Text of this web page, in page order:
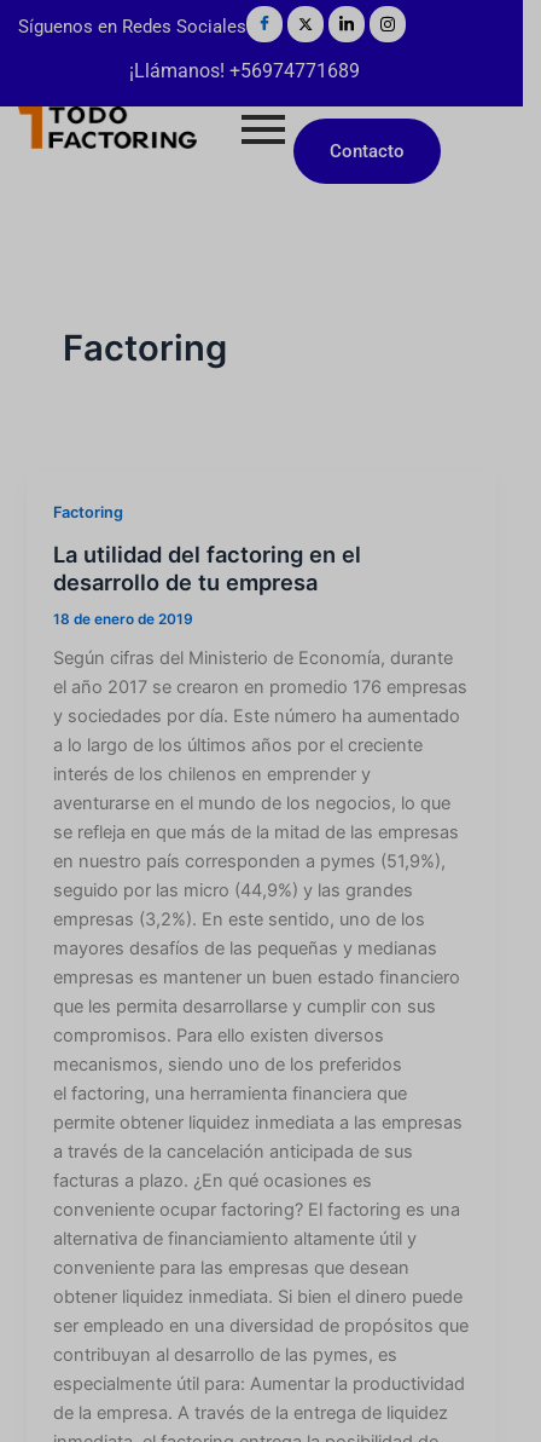
Síguenos en Redes Sociales
¡Llámanos! +56974771689
Contacto
Factoring
Factoring
La utilidad del factoring en el
desarrollo de tu empresa
18 de enero de 2019
Según cifras del Ministerio de Economía, durante
el año 2017 se crearon en promedio 176 empresas
y sociedades por día. Este número ha aumentado
a lo largo de los últimos años por el creciente
interés de los chilenos en emprender y
aventurarse en el mundo de los negocios, lo que
se refleja en que más de la mitad de las empresas
en nuestro país corresponden a pymes (51,9%),
seguido por las micro (44,9%) y las grandes
empresas (3,2%). En este sentido, uno de los
mayores desafíos de las pequeñas y medianas
empresas es mantener un buen estado financiero
que les permita desarrollarse y cumplir con sus
compromisos. Para ello existen diversos
mecanismos, siendo uno de los preferidos
el factoring, una herramienta financiera que
permite obtener liquidez inmediata a las empresas
a través de la cancelación anticipada de sus
facturas a plazo. ¿En qué ocasiones es
conveniente ocupar factoring? El factoring es una
alternativa de financiamiento altamente útil y
conveniente para las empresas que desean
obtener liquidez inmediata. Si bien el dinero puede
ser empleado en una diversidad de propósitos que
contribuyan al desarrollo de las pymes, es
especialmente útil para: Aumentar la productividad
de la empresa. A través de la entrega de liquidez